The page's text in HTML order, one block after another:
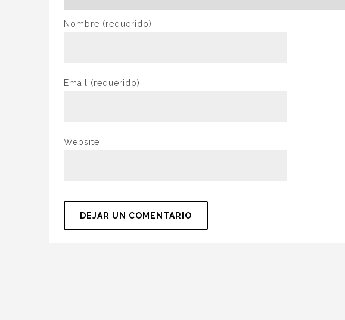
Nombre (requerido)
Email (requerido)
Website